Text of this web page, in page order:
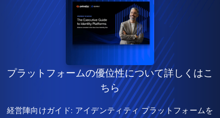
プラットフォームの優位性について詳しくはこ
ちら
経営陣向けガイド: アイデンティティ プラットフォームを